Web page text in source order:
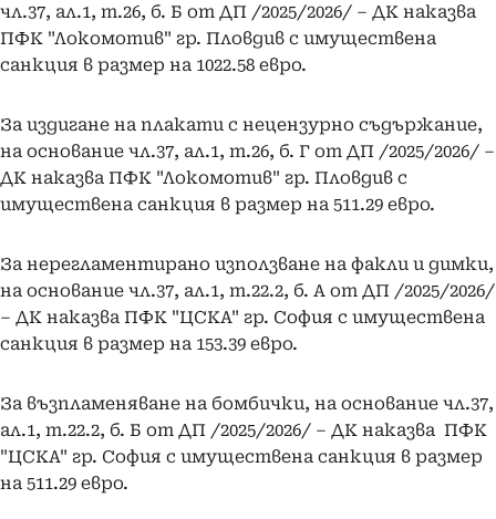
чл.37, ал.1, т.26, б. Б от ДП /2025/2026/ – ДК наказва
ПФК "Локомотив" гр. Пловдив с имуществена
санкция в размер на 1022.58 евро.
За издигане на плакати с нецензурно съдържание,
на основание чл.37, ал.1, т.26, б. Г от ДП /2025/2026/ –
ДК наказва ПФК "Локомотив" гр. Пловдив с
имуществена санкция в размер на 511.29 евро.
За нерегламентирано използване на факли и димки,
на основание чл.37, ал.1, т.22.2, б. А от ДП /2025/2026/
– ДК наказва ПФК "ЦСКА" гр. София с имуществена
санкция в размер на 153.39 евро.
За възпламеняване на бомбички, на основание чл.37,
ал.1, т.22.2, б. Б от ДП /2025/2026/ – ДК наказва ПФК
"ЦСКА" гр. София с имуществена санкция в размер
на 511.29 евро.